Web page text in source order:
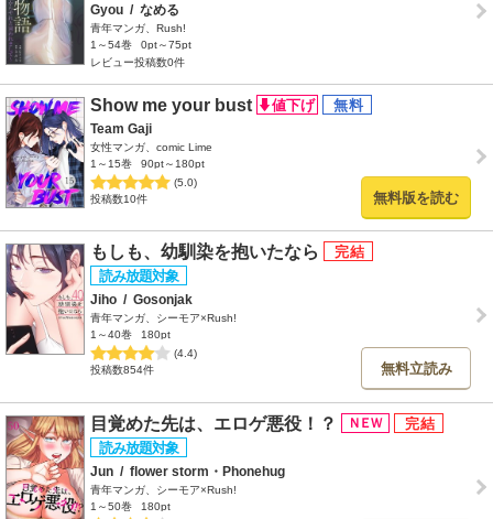
Gyou / なめる
青年マンガ、Rush!
1～54巻
0pt～75pt
レビュー投稿数0件
Show me your bust
Team Gaji
女性マンガ、comic Lime
1～15巻
90pt～180pt
(5.0)
投稿数10件
無料版を読む
もしも、幼馴染を抱いたなら
Jiho / Gosonjak
青年マンガ、シーモア×Rush!
1～40巻
180pt
(4.4)
投稿数854件
無料立読み
目覚めた先は、エロゲ悪役！？
Jun / flower storm・Phonehug
青年マンガ、シーモア×Rush!
1～50巻
180pt